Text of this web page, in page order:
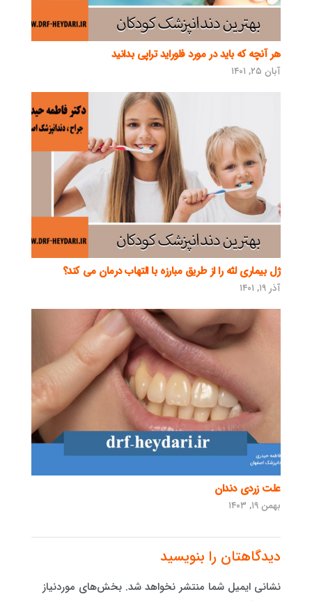
هر آنچه که باید در مورد فلوراید تراپی بدانید
آبان ۲۵, ۱۴۰۱
ژل بیماری لثه را از طریق مبارزه با التهاب درمان می کند؟
آذر ۱۹, ۱۴۰۱
علت زردی دندان
بهمن ۱۹, ۱۴۰۳
دیدگاهتان را بنویسید
نشانی ایمیل شما منتشر نخواهد شد. بخش‌های موردنیاز